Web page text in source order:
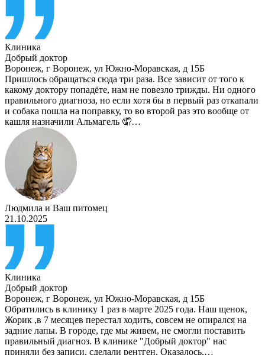
Клиника
Добрый доктор
Воронеж, г Воронеж, ул Южно-Моравская, д 15Б
Пришлось обращаться сюда три раза. Все зависит от того к
какому доктору попадёте, нам не повезло трижды. Ни одного
правильного диагноза, но если хотя бы в первый раз откапали
и собака пошла на поправку, то во второй раз это вообще от
кашля назначили Альмагель 🤦…
Людмила и Ваш питомец
21.10.2025
Клиника
Добрый доктор
Воронеж, г Воронеж, ул Южно-Моравская, д 15Б
Обратились в клинику 1 раз в марте 2025 года. Наш щенок,
Жорик ,в 7 месяцев перестал ходить, совсем не опирался на
задние лапы. В городе, где мы живем, не смогли поставить
правильный диагноз. В клинике "Добрый доктор" нас
приняли без записи, сделали рентген. Оказалось,…